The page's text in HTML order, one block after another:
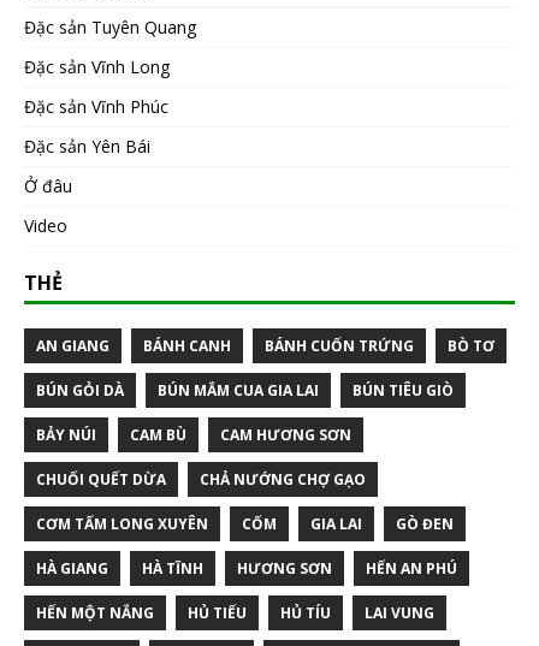
Đặc sản Tuyên Quang
Đặc sản Vĩnh Long
Đặc sản Vĩnh Phúc
Đặc sản Yên Bái
Ở đâu
Video
THẺ
AN GIANG BÁNH CANH BÁNH CUỐN TRỨNG BÒ TƠ
BÚN GỎI DÀ BÚN MẮM CUA GIA LAI BÚN TIÊU GIÒ
BẢY NÚI CAM BÙ CAM HƯƠNG SƠN
CHUỐI QUẾT DỪA CHẢ NƯỚNG CHỢ GẠO
CƠM TẤM LONG XUYÊN CỐM GIA LAI GÒ ĐEN
HÀ GIANG HÀ TĨNH HƯƠNG SƠN HẾN AN PHÚ
HẾN MỘT NẮNG HỦ TIẾU HỦ TÍU LAI VUNG